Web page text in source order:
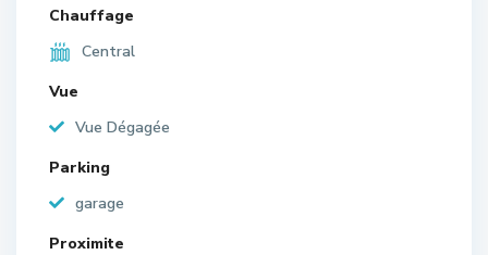
Chauffage
Central
Vue
Vue Dégagée
Parking
garage
Proximite